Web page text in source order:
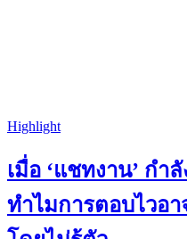
Highlight
เมื่อ ‘แชทงาน’ กำ
ทำไมการตอบไวอ